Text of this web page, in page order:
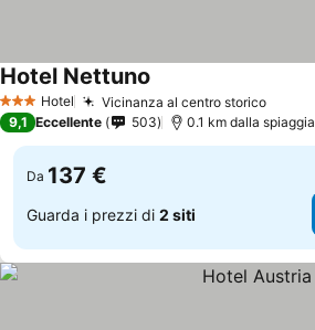
3 StelleHotel Vicinanza al centro storico
Hotel Nettuno
9,1 Eccellente 503 0.1 km dalla spiaggia
Da 137 €
Guarda i prezzi di 2 siti